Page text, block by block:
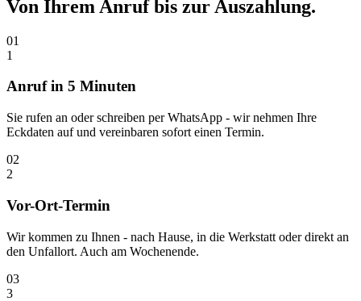
Von Ihrem Anruf bis zur Auszahlung.
01
1
Anruf in 5 Minuten
Sie rufen an oder schreiben per WhatsApp - wir nehmen Ihre
Eckdaten auf und vereinbaren sofort einen Termin.
02
2
Vor-Ort-Termin
Wir kommen zu Ihnen - nach Hause, in die Werkstatt oder direkt an
den Unfallort. Auch am Wochenende.
03
3